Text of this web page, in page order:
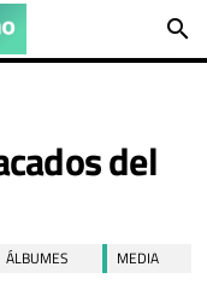
search
del
ÁLBUMES MEDIA